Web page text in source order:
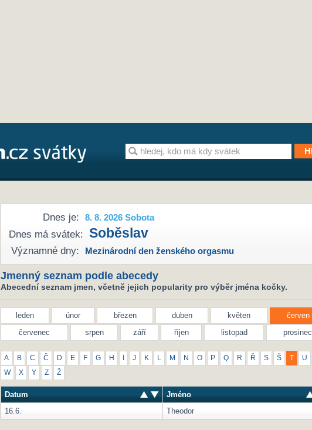
Dnes je: 8. 8. 2026 Sobota
Dnes má svátek: Soběslav
Významné dny: Mezinárodní den ženského orgasmu
Jmenný seznam podle abecedy
Abecední seznam jmen, včetně jejich popularity pro výběr jména kočky.
leden únor březen duben květen
červen
červenec
srpen září říjen listopad prosinec
A B C Č D E F G H J K M N O P Q R Ř S Š T U
W X Y Z Ž
Datum
Jméno
16.6.
Theodor